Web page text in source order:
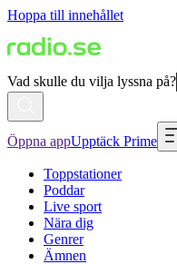
Hoppa till innehållet
Vad skulle du vilja lyssna på?
Öppna appUpptäck Prime
Toppstationer
Poddar
Live sport
Nära dig
Genrer
Ämnen